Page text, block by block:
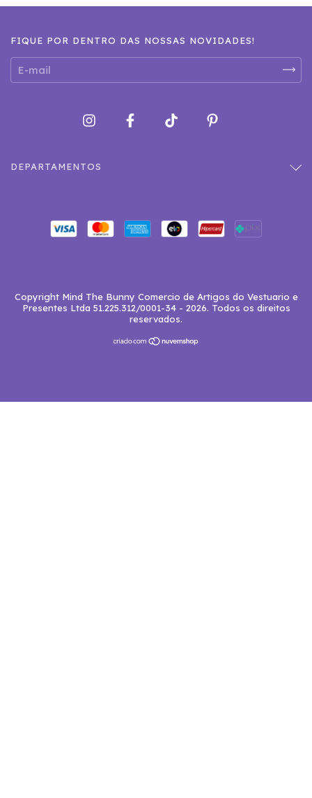
FIQUE POR DENTRO DAS NOSSAS NOVIDADES!
DEPARTAMENTOS
Copyright Mind The Bunny Comercio de Artigos do Vestuario e
Presentes Ltda 51.225.312/0001-34 - 2026. Todos os direitos
reservados.